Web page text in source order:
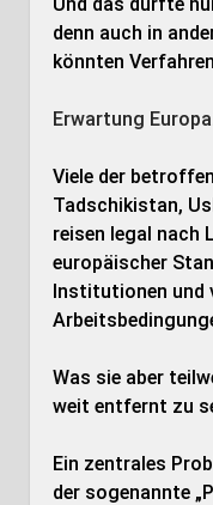
denn auch in
könnten
Erwartung
Viele der
Tadschikistan,
reisen legal nach
europäischer
Institutionen und
Was sie aber
weit entfernt zu
Ein zentrales
der sogenannte